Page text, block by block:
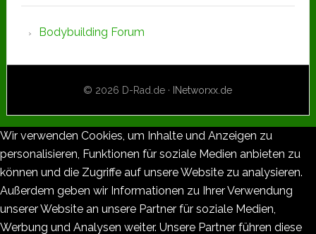
Bodybuilding Forum
© 2026 D-Rad.de · INetworxx.de
Wir verwenden Cookies, um Inhalte und Anzeigen zu
personalisieren, Funktionen für soziale Medien anbieten zu
können und die Zugriffe auf unsere Website zu analysieren.
Außerdem geben wir Informationen zu Ihrer Verwendung
unserer Website an unsere Partner für soziale Medien,
Werbung und Analysen weiter. Unsere Partner führen diese